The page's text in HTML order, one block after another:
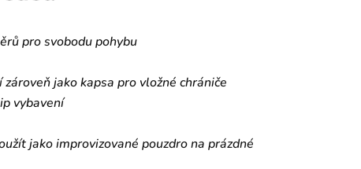
pro svobodu pohybu
jako kapsa pro vložné chrániče
vybavení
jako improvizované pouzdro na prázdné